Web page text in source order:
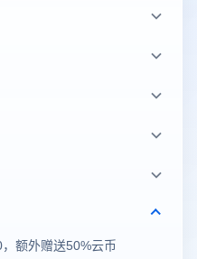
额外赠送50%云币